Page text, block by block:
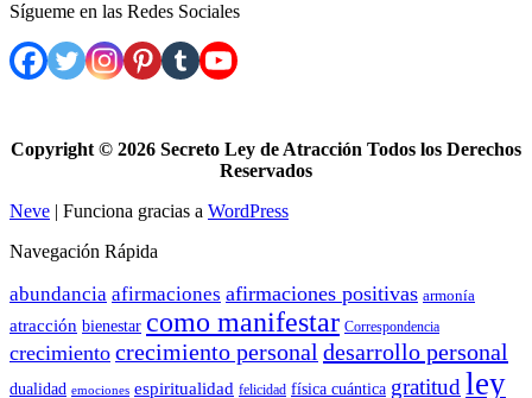
Sígueme en las Redes Sociales
Copyright © 2026 Secreto Ley de Atracción Todos los Derechos
Reservados
Neve | Funciona gracias a WordPress
Navegación Rápida
abundancia afirmaciones afirmaciones positivas armonía
atracción bienestar como manifestar Correspondencia
crecimiento crecimiento personal desarrollo personal
dualidad emociones espiritualidad felicidad física cuántica gratitudley